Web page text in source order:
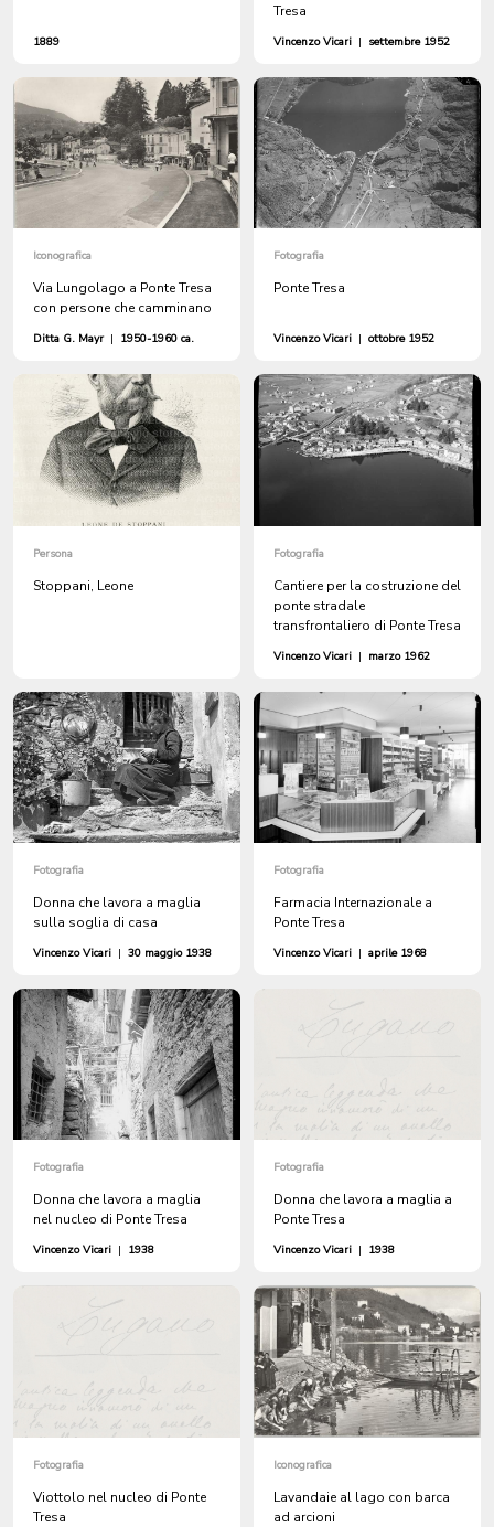
1889
Tresa
Vincenzo Vicari | settembre 1952
Iconografica
Via Lungolago a Ponte Tresa
con persone che camminano
Ditta G. Mayr | 1950-1960 ca.
Fotografia
Ponte Tresa
Vincenzo Vicari | ottobre 1952
Persona
Stoppani, Leone
Fotografia
Cantiere per la costruzione del
ponte stradale
transfrontaliero di Ponte Tresa
Vincenzo Vicari | marzo 1962
Fotografia
Donna che lavora a maglia
sulla soglia di casa
Vincenzo Vicari | 30 maggio 1938
Fotografia
Farmacia Internazionale a
Ponte Tresa
Vincenzo Vicari | aprile 1968
Fotografia
Donna che lavora a maglia
nel nucleo di Ponte Tresa
Vincenzo Vicari | 1938
Fotografia
Donna che lavora a maglia a
Ponte Tresa
Vincenzo Vicari | 1938
Fotografia
Viottolo nel nucleo di Ponte
Tresa
Iconografica
Lavandaie al lago con barca
ad arcioni